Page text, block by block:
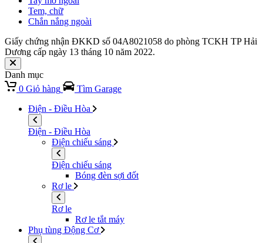
Tem, chữ
Chắn nắng ngoài
Giấy chứng nhận ĐKKD số 04A8021058 do phòng TCKH TP Hải
Dương cấp ngày 13 tháng 10 năm 2022.
Danh mục
0 Giỏ hàng
Tìm Garage
Điện - Điều Hòa
Điện - Điều Hòa
Điện chiếu sáng
Điện chiếu sáng
Bóng đèn sợi đốt
Rơ le
Rơ le
Rơ le tắt máy
Phụ tùng Động Cơ